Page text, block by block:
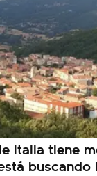
Italia tiene
buscando